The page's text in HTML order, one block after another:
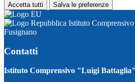
Accetta tutti Salva le preferenze
Istituto
Fusignano
Contatti
Istituto Comprensivo "Luigi